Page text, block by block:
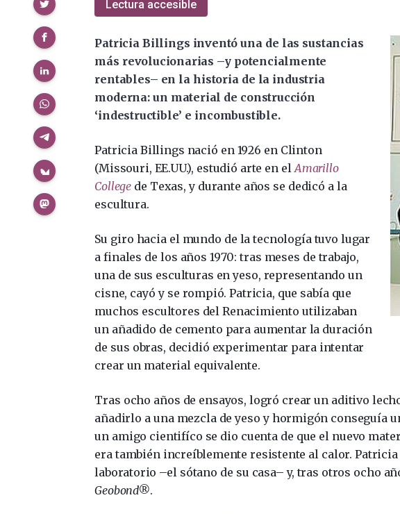
Lectura accesible
Patricia Billings inventó una de las sustancias
más revolucionarias –y potencialmente
rentables– en la historia de la industria
moderna: un material de construcción
‘indestructible’ e incombustible.
Patricia Billings nació en 1926 en Clinton
(Missouri, EE.UU.), estudió arte en el Amarillo
Collegede Texas, y durante años se dedicó a la
escultura.
Su giro hacia el mundo de la tecnología tuvo lugar
a finales de los años 1970: tras meses de trabajo,
una de sus esculturas en yeso, representando un
cisne, cayó y se rompió. Patricia, que sabía que
muchos escultores del Renacimiento utilizaban
un añadido de cemento para aumentar la duración
de sus obras, decidió experimentar para intentar
crear un material equivalente.
Tras ocho años de ensayos, logró crear un aditivo
añadirlo a una mezcla de yeso y hormigón conseguía
un amigo cientifíco se dio cuenta de que el nuevo
era también increíblemente resistente al calor.
laboratorio –el sótano de su casa– y, tras otros ocho
Geobond®.